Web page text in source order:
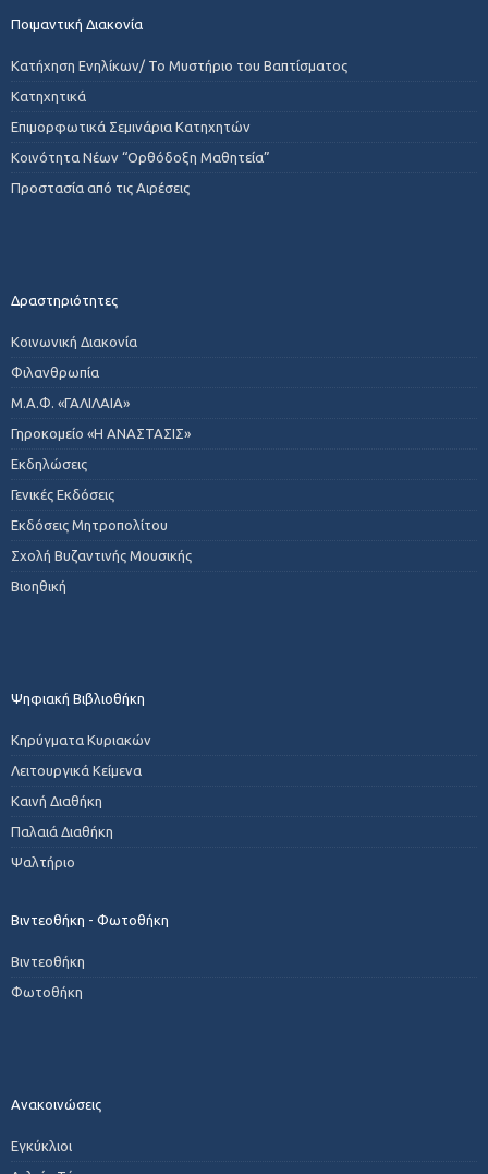
Ποιμαντική Διακονία
Κατήχηση Ενηλίκων/ Το Μυστήριο του Βαπτίσματος
Κατηχητικά
Επιμορφωτικά Σεμινάρια Κατηχητών
Κοινότητα Νέων “Ορθόδοξη Μαθητεία”
Προστασία από τις Αιρέσεις
Δραστηριότητες
Κοινωνική Διακονία
Φιλανθρωπία
Μ.Α.Φ. «ΓΑΛΙΛΑΙΑ»
Γηροκομείο «Η ΑΝΑΣΤΑΣΙΣ»
Εκδηλώσεις
Γενικές Εκδόσεις
Εκδόσεις Μητροπολίτου
Σχολή Βυζαντινής Μουσικής
Βιοηθική
Ψηφιακή Βιβλιοθήκη
Κηρύγματα Κυριακών
Λειτουργικά Κείμενα
Καινή Διαθήκη
Παλαιά Διαθήκη
Ψαλτήριο
Βιντεοθήκη - Φωτοθήκη
Βιντεοθήκη
Φωτοθήκη
Ανακοινώσεις
Εγκύκλιοι